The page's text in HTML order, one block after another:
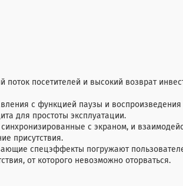
поток посетителей и высокий возврат
с функцией паузы и
для простоты эксплуатации.
с экраном, и
присутствия.
спецэффекты погружают
от которого невозможно оторваться.